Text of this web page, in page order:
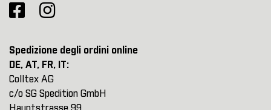
Spedizione degli ordini online
DE, AT, FR, IT:
Colltex AG
c/o SG Spedition GmbH